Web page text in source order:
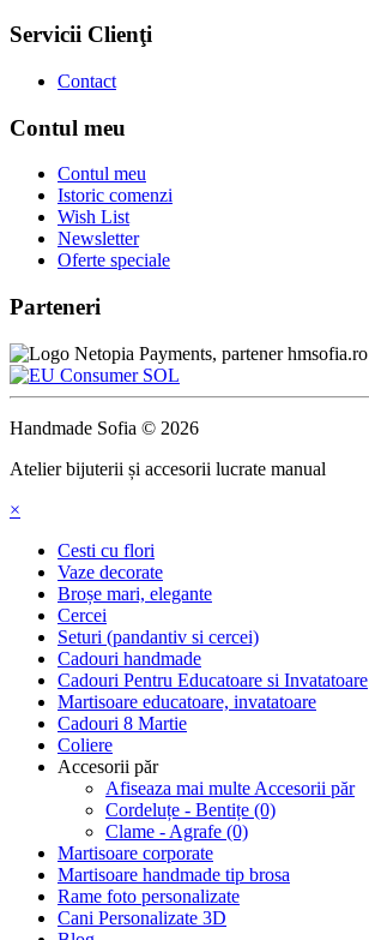
Servicii Clienţi
Contact
Contul meu
Contul meu
Istoric comenzi
Wish List
Newsletter
Oferte speciale
Parteneri
Handmade Sofia © 2026
Atelier bijuterii și accesorii lucrate manual
×
Cesti cu flori
Vaze decorate
Broșe mari, elegante
Cercei
Seturi (pandantiv si cercei)
Cadouri handmade
Cadouri Pentru Educatoare si Invatatoare
Martisoare educatoare, invatatoare
Cadouri 8 Martie
Coliere
Accesorii păr
Afiseaza mai multe Accesorii păr
Cordeluțe - Bentițe (0)
Clame - Agrafe (0)
Martisoare corporate
Martisoare handmade tip brosa
Rame foto personalizate
Cani Personalizate 3D